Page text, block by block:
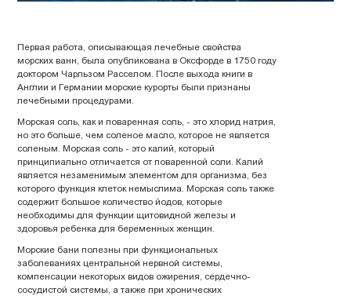
Первая работа, описывающая лечебные свойства
морских ванн, была опубликована в Оксфорде в 1750 году
доктором Чарльзом Расселом. После выхода книги в
Англии и Германии морские курорты были признаны
лечебными процедурами.
Морская соль, как и поваренная соль, - это хлорид натрия,
но это больше, чем соленое масло, которое не является
соленым. Морская соль - это калий, который
принципиально отличается от поваренной соли. Калий
является незаменимым элементом для организма, без
которого функция клеток немыслима. Морская соль также
содержит большое количество йодов, которые
необходимы для функции щитовидной железы и
здоровья ребенка для беременных женщин.
Морские бани полезны при функциональных
заболеваниях центральной нервной системы,
компенсации некоторых видов ожирения, сердечно-
сосудистой системы, а также при хронических